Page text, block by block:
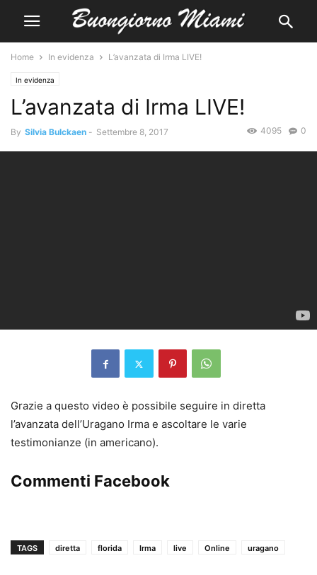
Home In evidenza L’avanzata di Irma LIVE!
In evidenza
L’avanzata di Irma LIVE!
By Silvia Bulckaen - Settembre 8, 2017 0
4095
Grazie a questo video è possibile seguire in diretta
l’avanzata dell’Uragano Irma e ascoltare le varie
testimonianze (in americano).
Commenti Facebook
TAGS diretta florida Irma live Online uragano